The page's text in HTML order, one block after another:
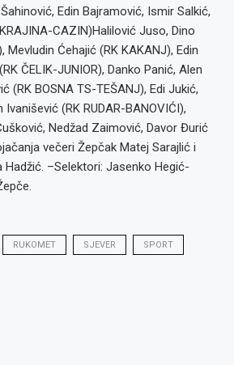
Edin Bajramović, Ismir Salkić,
CAZIN)Halilović Juso, Dino
Mevludin Ćehajić (RK KAKANJ), Edin
ČELIK-JUNIOR), Danko Panić, Alen
(RK BOSNA TS-TEŠANJ), Edi Jukić,
(RK RUDAR-BANOVIĆI),
Nedžad Zaimović, Davor Đurić
večeri Žepčak Matej Sarajlić i
–Selektori: Jasenko Hegić-
RUKOMET SJEVER SPORT